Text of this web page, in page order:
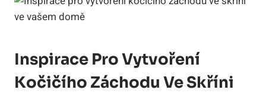
Inspirace Pro Vytvoření
Kočičího Záchodu Ve Skříni